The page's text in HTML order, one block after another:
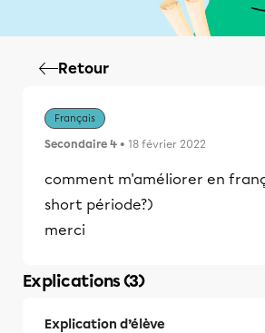
Retour
Français
Secondaire 4 • 18 février 2022
comment m'améliorer en
short période?)
merci
Explications (3)
Explication d’élève